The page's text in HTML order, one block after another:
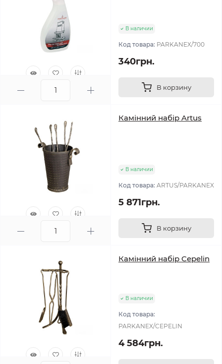
В наличии
Код товара: PARKANEX/700
340грн.
В корзину
Камінний набір Artus
В наличии
Код товара: ARTUS/PARKANEX
5 871грн.
В корзину
Камінний набір Cepelin
В наличии
Код товара:
PARKANEX/CEPELIN
4 584грн.